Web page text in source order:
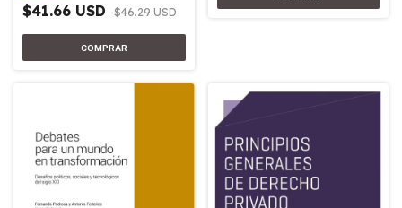
$41.66 USD $46.29 USD